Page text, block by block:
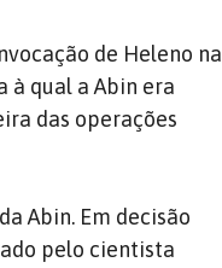
de Heleno na
à qual a Abin era
das operações
Abin. Em decisão
pelo cientista